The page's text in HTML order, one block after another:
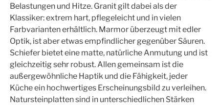
Belastungen und Hitze. Granit gilt dabei als der
Klassiker: extrem hart, pflegeleicht und in vielen
Farbvarianten erhältlich. Marmor überzeugt mit edler
Optik, ist aber etwas empfindlicher gegenüber Säuren.
Schiefer bietet eine matte, natürliche Anmutung und ist
gleichzeitig sehr robust. Allen gemeinsam ist die
außergewöhnliche Haptik und die Fähigkeit, jeder
Küche ein hochwertiges Erscheinungsbild zu verleihen.
Natursteinplatten sind in unterschiedlichen Stärken